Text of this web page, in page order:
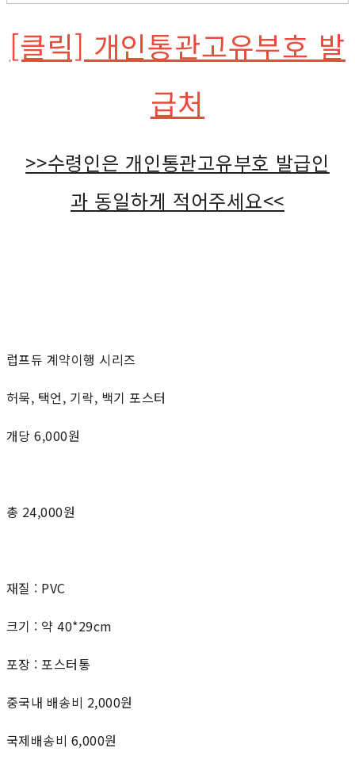
[클릭] 개인통관고유부호 발
급처
>>수령인은 개인통관고유부호 발급인
과 동일하게 적어주세요<<
럽프듀 계약이행 시리즈
허묵, 택언, 기락, 백기 포스터
개당 6,000원
총 24,000원
재질 : PVC
크기 : 약 40*29cm
포장 : 포스터통
중국내 배송비 2,000원
국제배송비 6,000원